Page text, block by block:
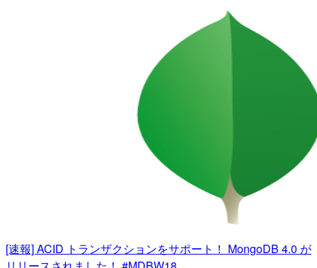
[速報] ACID トランザクションをサポート！ MongoDB 4.0 が